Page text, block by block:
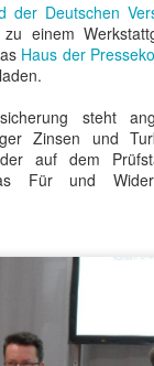
der Deutschen
einem
Haus der
steht
Zinsen und
auf dem
Für und